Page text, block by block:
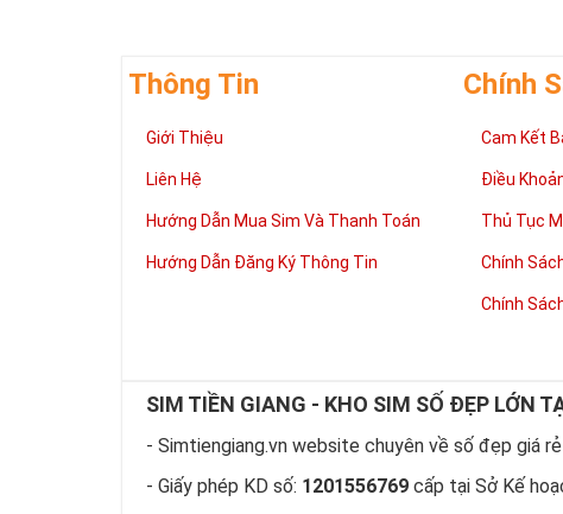
Lựa chọn sim số
Thông Tin
Giới Thiệu
Liên Hệ
Hướng Dẫn Mua Sim Và Thanh Toán
Hướng Dẫn Đăng Ký Thông Tin
Chính
Cam Kết
Điều
Thủ Tục
Chính
Chính
SIM TIỀN GIANG - KHO SIM SỐ ĐẸP LỚN
- Simtiengiang.vn website chuyên về số đẹp giá
- Giấy phép KD số: 1201556769 cấp tại Sở Kế